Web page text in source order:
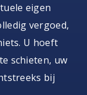
eigen
vergoed,
U hoeft
schieten, uw
bij